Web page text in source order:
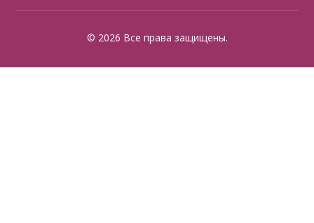
© 2026 Все права защищены.